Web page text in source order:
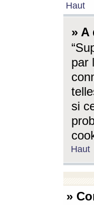
Haut
» A
par
si
Haut
»